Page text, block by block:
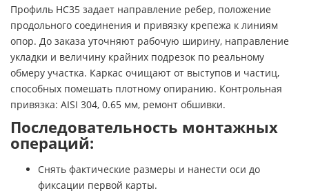
Профиль НС35 задает направление ребер, положение
продольного соединения и привязку крепежа к линиям
опор. До заказа уточняют рабочую ширину, направление
укладки и величину крайних подрезок по реальному
обмеру участка. Каркас очищают от выступов и частиц,
способных помешать плотному опиранию. Контрольная
привязка: AISI 304, 0.65 мм, ремонт обшивки.
Последовательность монтажных
операций:
Снять фактические размеры и нанести оси до
фиксации первой карты.